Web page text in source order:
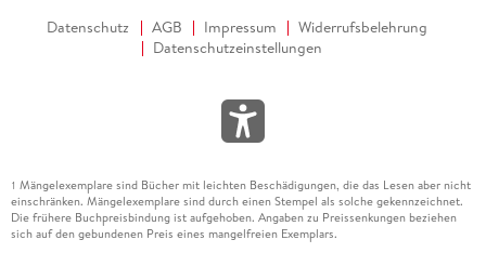
Datenschutz AGB Impressum
Widerrufsbelehrung
Datenschutzeinstellungen
1 Mängelexemplare sind Bücher mit leichten Beschädigungen, die das Lesen aber nicht
einschränken. Mängelexemplare sind durch einen Stempel als solche gekennzeichnet.
Die frühere Buchpreisbindung ist aufgehoben. Angaben zu Preissenkungen beziehen
sich auf den gebundenen Preis eines mangelfreien Exemplars.